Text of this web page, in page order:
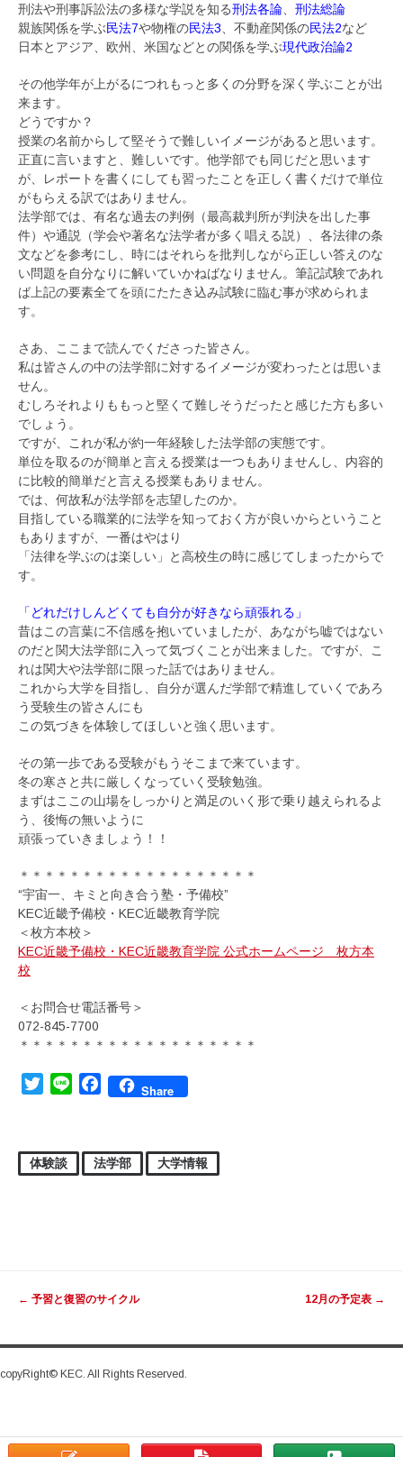
刑法や刑事訴訟法の多様な学説を知る刑法各論
刑法総論
親族関係を学ぶ民法7や物権の民法3 、不動産関係の民法2など
日本とアジア、欧州、米国などとの関係を学ぶ現代政治論2
その他学年が上がるにつれもっと多くの分野を深く学ぶことが出
来ます。
どうですか？
授業の名前からして堅そうで難しいイメージがあると思います。
正直に言いますと、難しいです。他学部でも同じだと思います
が、レポートを書くにしても習ったことを正しく書くだけで単位
がもらえる訳ではありません。
法学部では、有名な過去の判例（最高裁判所が判決を出した事
件）や通説（学会や著名な法学者が多く唱える説）、各法律の条
文などを参考にし、時にはそれらを批判しながら正しい答えのな
い問題を自分なりに解いていかねばなりません。筆記試験であれ
ば上記の要素全てを頭にたたき込み試験に臨む事が求められま
す。
さあ、ここまで読んでくださった皆さん。
私は皆さんの中の法学部に対するイメージが変わったとは思いま
せん。
むしろそれよりももっと堅くて難しそうだったと感じた方も多い
でしょう。
ですが、これが私が約一年経験した法学部の実態です。
単位を取るのが簡単と言える授業は一つもありませんし、内容的
に比較的簡単だと言える授業もありません。
では、何故私が法学部を志望したのか。
目指している職業的に法学を知っておく方が良いからということ
もありますが、一番はやはり
「法律を学ぶのは楽しい」と高校生の時に感じてしまったからで
す。
「どれだけしんどくても自分が好きなら頑張れる」
昔はこの言葉に不信感を抱いていましたが、あながち嘘ではない
のだと関大法学部に入って気づくことが出来ました。ですが、こ
れは関大や法学部に限った話ではありません。
これから大学を目指し、自分が選んだ学部で精進していくであろ
う受験生の皆さんにも
この気づきを体験してほしいと強く思います。
その第一歩である受験がもうそこまで来ています。
冬の寒さと共に厳しくなっていく受験勉強。
まずはここの山場をしっかりと満足のいく形で乗り越えられるよ
う、後悔の無いように
頑張っていきましょう！！
＊＊＊＊＊＊＊＊＊＊＊＊＊＊＊＊＊＊＊
“宇宙一、キミと向き合う塾・予備校”
KEC近畿予備校・KEC近畿教育学院
＜枚方本校＞
KEC近畿予備校・KEC近畿教育学院 公式ホームページ 枚方本
校
＜お問合せ電話番号＞
072-845-7700
＊＊＊＊＊＊＊＊＊＊＊＊＊＊＊＊＊＊＊
TwitterLine FacebookShare
体験談 法学部 大学情報
← 予習と復習のサイクル 12月の予定表 →
copyRight© KEC. All Rights Reserved.